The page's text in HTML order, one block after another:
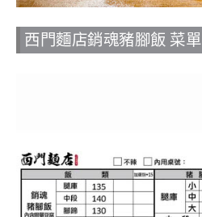
西門麵店銷魂豬腳飯 菜單